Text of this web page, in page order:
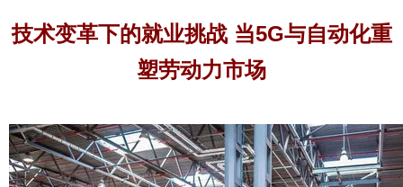
技术变革下的就业挑战 当5G与自动化重
塑劳动力市场